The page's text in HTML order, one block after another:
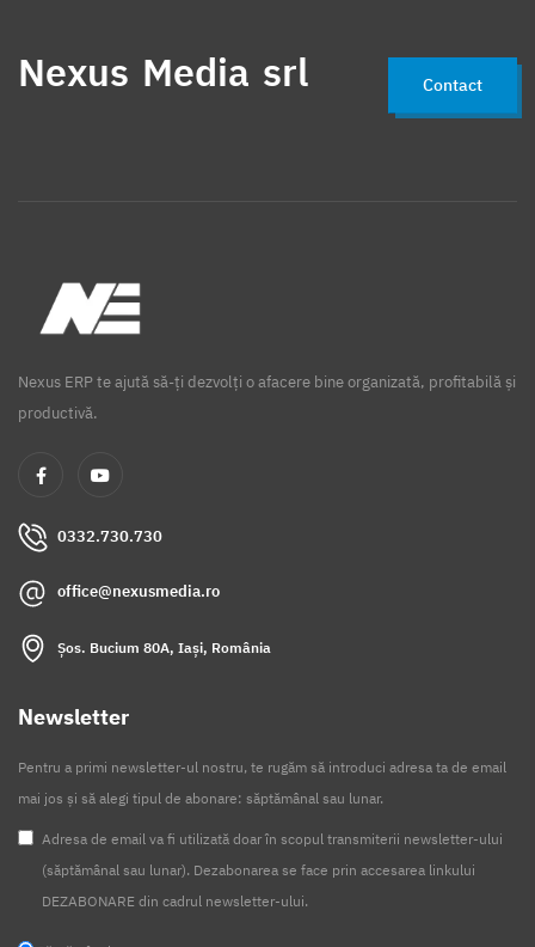
Nexus Media srl Contact
Nexus ERP te ajută să-ți dezvolți o afacere bine organizată, profitabilă și
productivă.
0332.730.730
office@nexusmedia.ro
Șos. Bucium 80A, Iași, România
Newsletter
Pentru a primi newsletter-ul nostru, te rugăm să introduci adresa ta de email
mai jos și să alegi tipul de abonare: săptămânal sau lunar.
Adresa de email va fi utilizată doar în scopul transmiterii newsletter-ului
(săptămânal sau lunar). Dezabonarea se face prin accesarea linkului
DEZABONARE din cadrul newsletter-ului.